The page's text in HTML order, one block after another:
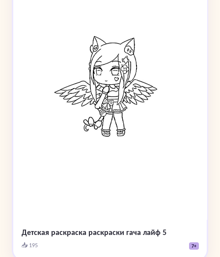
Детская раскраска раскраски гача лайф 5
📥 195 7+